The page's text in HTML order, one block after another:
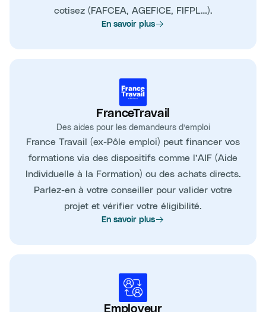
cotisez (FAFCEA, AGEFICE, FIFPL…).
En savoir plus
FranceTravail
Des aides pour les demandeurs d’emploi
France Travail (ex-Pôle emploi) peut financer vos
formations via des dispositifs comme l’AIF (Aide
Individuelle à la Formation) ou des achats directs.
Parlez-en à votre conseiller pour valider votre
projet et vérifier votre éligibilité.
En savoir plus
Employeur